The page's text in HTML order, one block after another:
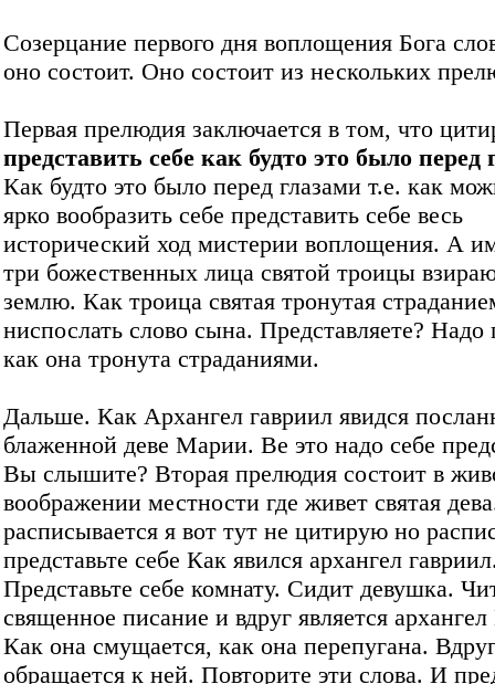
Созерцание первого дня воплощения Бога
оно состоит. Оно состоит из нескольких
Первая прелюдия заключается в том, что
представить себе как будто это было перед
Как будто это было перед глазами т.е. как
ярко вообразить себе представить себе весь
исторический ход мистерии воплощения. А
три божественных лица святой троицы
землю. Как троица святая тронутая
ниспослать слово сына. Представляете? Надо
как она тронута страданиями.
Дальше. Как Архангел гавриил явидся
блаженной деве Марии. Ве это надо себе
Вы слышите? Вторая прелюдия состоит в
воображении местности где живет святая
расписывается я вот тут не цитирую но
представьте себе Как явился архангел
Представьте себе комнату. Сидит девушка.
священное писание и вдруг является
Как она смущается, как она перепугана.
обращается к ней. Повторите эти слова. И